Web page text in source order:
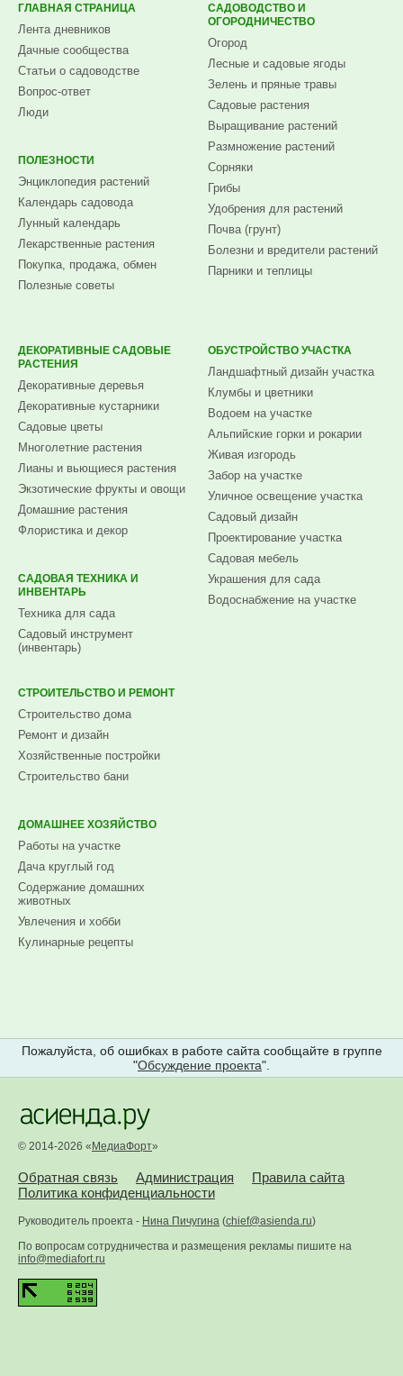
ГЛАВНАЯ СТРАНИЦА
Лента дневников
Дачные сообщества
Статьи о садоводстве
Вопрос-ответ
Люди
ПОЛЕЗНОСТИ
Энциклопедия растений
Календарь садовода
Лунный календарь
Лекарственные растения
Покупка, продажа, обмен
Полезные советы
САДОВОДСТВО И
ОГОРОДНИЧЕСТВО
Огород
Лесные и садовые ягоды
Зелень и пряные травы
Садовые растения
Выращивание растений
Размножение растений
Сорняки
Грибы
Удобрения для растений
Почва (грунт)
Болезни и вредители растений
Парники и теплицы
ДЕКОРАТИВНЫЕ САДОВЫЕ
РАСТЕНИЯ
Декоративные деревья
Декоративные кустарники
Садовые цветы
Многолетние растения
Лианы и вьющиеся растения
Экзотические фрукты и овощи
Домашние растения
Флористика и декор
САДОВАЯ ТЕХНИКА И
ИНВЕНТАРЬ
Техника для сада
Садовый инструмент
(инвентарь)
ОБУСТРОЙСТВО УЧАСТКА
Ландшафтный дизайн участка
Клумбы и цветники
Водоем на участке
Альпийские горки и рокарии
Живая изгородь
Забор на участке
Уличное освещение участка
Садовый дизайн
Проектирование участка
Садовая мебель
Украшения для сада
Водоснабжение на участке
СТРОИТЕЛЬСТВО И РЕМОНТ
Строительство дома
Ремонт и дизайн
Хозяйственные постройки
Строительство бани
ДОМАШНЕЕ ХОЗЯЙСТВО
Работы на участке
Дача круглый год
Содержание домашних
животных
Увлечения и хобби
Кулинарные рецепты
Пожалуйста, об ошибках в работе сайта сообщайте в группе
"Обсуждение проекта".
© 2014-2026 « МедиаФорт»
Обратная связь Администрация
Правила сайта
Политика конфиденциальности
Руководитель проекта - Нина Пичугина (chief@asienda.ru)
По вопросам сотрудничества и размещения рекламы пишите на
info@mediafort.ru